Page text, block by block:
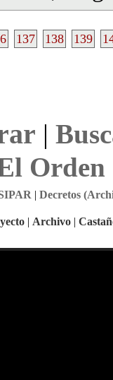
137 138 139
|
Orden
| Decretos
| Archivo |